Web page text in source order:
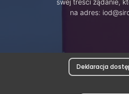
na adres:
Deklaracja